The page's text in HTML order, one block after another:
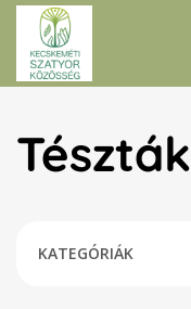
Tészták
KATEGÓRIÁK